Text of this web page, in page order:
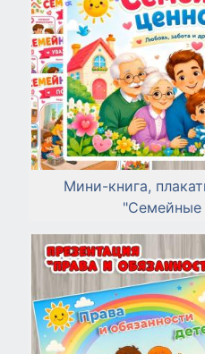
Мини-книга,
"Семейные